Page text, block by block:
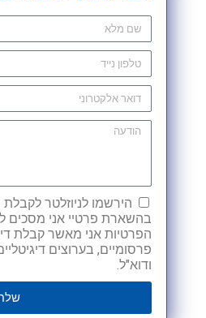
הירשמו לניוזלטר
בהשארת פרטיי אני מסכים
הפרטיות אני מאשר קבלת
פרסומיים, בערוצים
ודוא"ל.